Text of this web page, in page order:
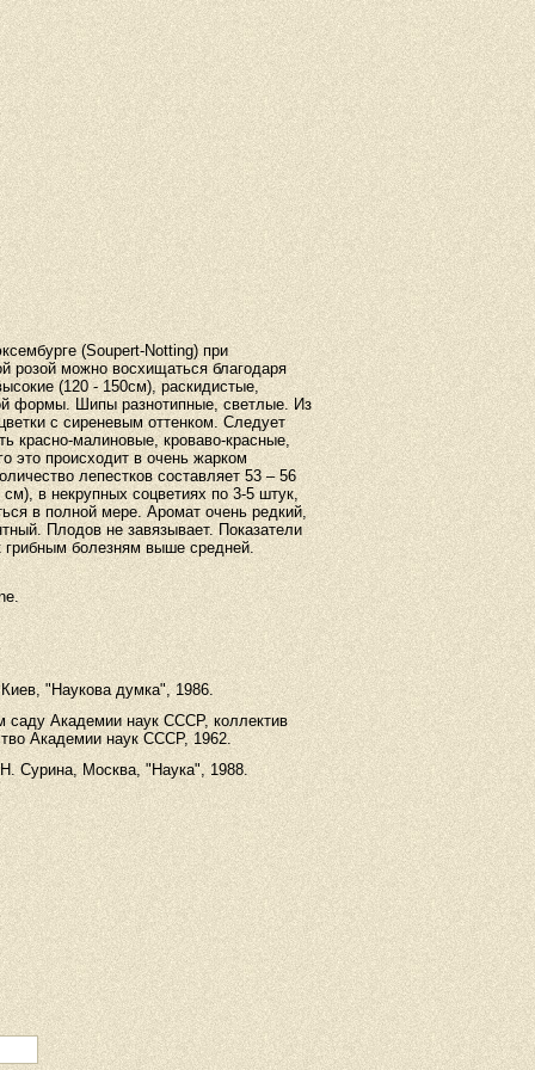
(Soupert-Notting)при
розой можно восхищаться благодаря
(120-150см),раскидистые,
формы. Шипы разнотипные,светлые.Из
с сиреневым оттенком.Следует
красно-малиновые,кроваво-красные,
это происходит в очень жарком
лепестков составляет 53 –56
см), в некрупных соцветиях по 3-5 штук,
в полной мере. Аромат очень редкий,
. Плодов не завязывает. Показатели
грибным болезням выше средней.
"Наукова думка", 1986.
саду Академии наук СССР, коллектив
Академии наук СССР, 1962.
Сурина, Москва, "Наука", 1988.